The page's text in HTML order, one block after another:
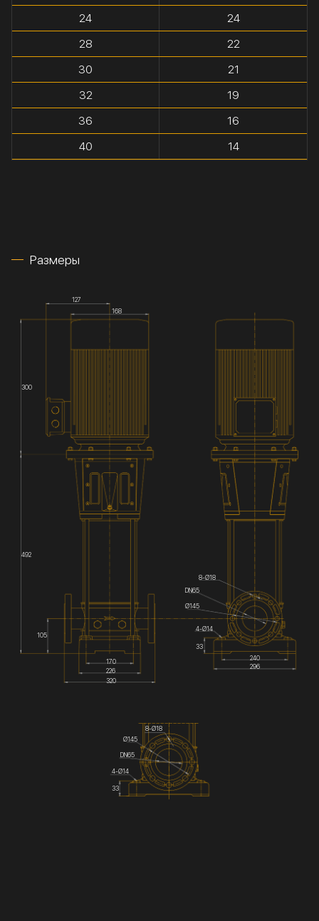
24
24
28
22
30
21
32
19
36
16
40
14
Размеры
DN65
127
168
300
492
105
170
226
320
240
296
33
4-Ø14
Ø145
8-Ø18
DN65
8-Ø18
Ø145
4-Ø14
33